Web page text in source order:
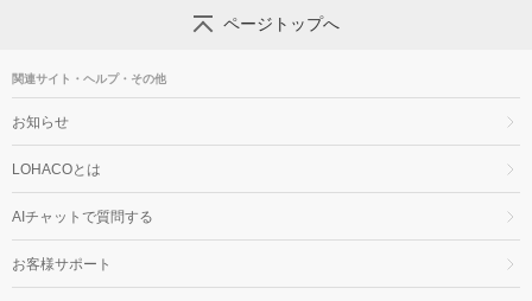
ページトップへ
関連サイト・ヘルプ・その他
お知らせ
LOHACOとは
AIチャットで質問する
お客様サポート